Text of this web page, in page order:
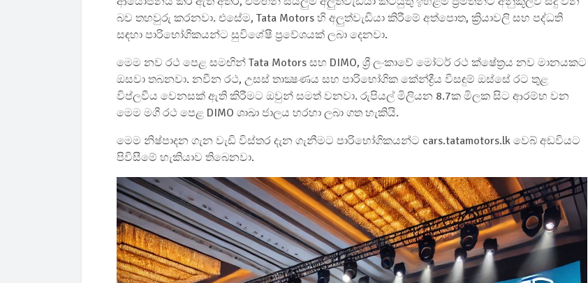
බව තහවුරු කරනවා. එසේම, Tata Motors හි අලුත්වැඩියා කිරීමේ අත්පොත, ක්‍රියාවලි සහ පද්ධති
සඳහා පාරිභෝගිකයන්ට සුවිශේෂී ප්‍රවේශයක් ලබා දෙනවා.
මෙම නව රථ පෙළ සමඟින් Tata Motors සහ DIMO, ශ්‍රී ලංකාවේ මෝටර් රථ ක්ෂේත්‍රය නව මානයකට
ඔසවා තබනවා. නවීන රථ, උසස් තාක්‍ෂණය සහ පාරිභෝගික කේන්ද්‍රීය විසඳුම් ඔස්සේ රට තුළ
විප්ලවීය වෙනසක් ඇති කිරීමට ඔවුන් සමත් වනවා. රුපියල් මිලියන 8.7ක මිලක සිට ආරම්භ වන
මෙම මගී රථ පෙළ DIMO ශාඛා ජාලය හරහා ලබා ගත හැකියි.
මෙම නිෂ්පාදන ගැන වැඩි විස්තර දැන ගැනීමට පාරිභෝගිකයන්ට cars.tatamotors.lk වෙබ් අඩවියට
පිවිසීමේ හැකියාව තිබෙනවා.